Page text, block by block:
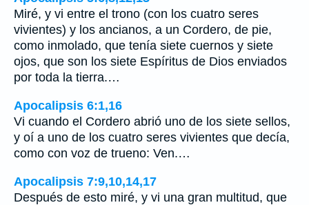
Miré, y vi entre el trono (con los cuatro seres
vivientes) y los ancianos, a un Cordero, de pie,
como inmolado, que tenía siete cuernos y siete
ojos, que son los siete Espíritus de Dios enviados
por toda la tierra.…
Apocalipsis 6:1,16
Vi cuando el Cordero abrió uno de los siete sellos,
y oí a uno de los cuatro seres vivientes que decía,
como con voz de trueno: Ven.…
Apocalipsis 7:9,10,14,17
Después de esto miré, y vi una gran multitud, que